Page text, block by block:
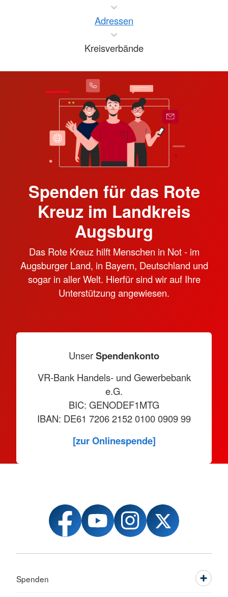
Adressen
Kreisverbände
Spenden für das Rote
Kreuz im Landkreis
Augsburg
Das Rote Kreuz hilft Menschen in Not - im
Augsburger Land, in Bayern, Deutschland und
sogar in aller Welt. Hierfür sind wir auf Ihre
Unterstützung angewiesen.
UnserSpendenkonto
VR-Bank Handels- und Gewerbebank
e.G.
BIC: GENODEF1MTG
IBAN: DE61 7206 2152 0100 0909 99
[zur Onlinespende]
Spenden